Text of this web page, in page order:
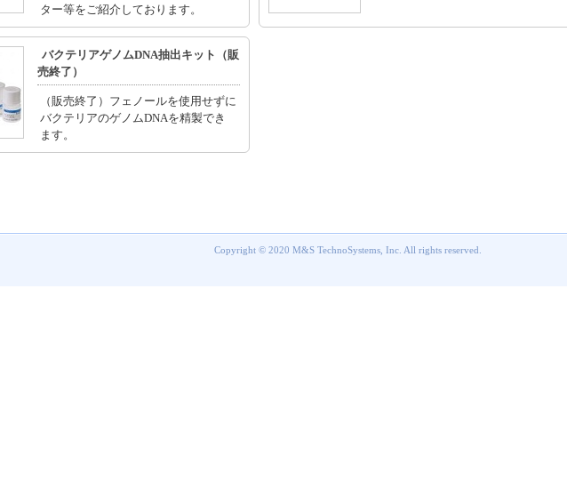
ター等をご紹介しております。
バクテリアゲノムDNA抽出キット（販
売終了）
（販売終了）フェノールを使用せずに
バクテリアのゲノムDNAを精製でき
ます。
Copyright © 2020 M&S TechnoSystems, Inc. All rights reserved.